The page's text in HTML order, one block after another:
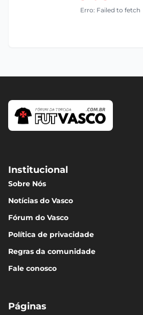
Erro: Failed to fetch
Institucional
Sobre Nós
Notícias do Vasco
Fórum do Vasco
Política de privacidade
Regras da comunidade
Fale conosco
Páginas